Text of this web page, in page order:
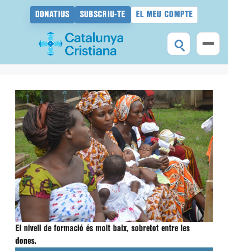
DONATIUS SUBSCRIU-TE EL MEU COMPTE
contingut
El nivell de formació és molt baix, sobretot entre les
dones.